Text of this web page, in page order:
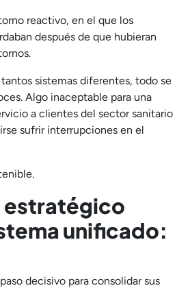
reactivo, en el que los
después de que hubieran
sistemas diferentes, todo se
Algo inaceptable para una
a clientes del sector sanitario
sufrir interrupciones en el
estratégico
unificado:
decisivo para consolidar sus